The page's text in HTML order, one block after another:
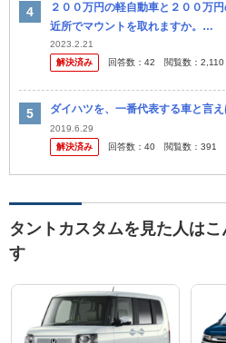
２００万円の軽自動車と２００万
近所でマウントを取れますか。
・・・・・・・・・・・・・・・
ダンと軽自動車が同じ値段だそうで
2023.2.21
解決済み
回答数： 42 閲覧数： 2,110
ダイハツを、一番代表する車と言
2019.6.29
解決済み
回答数： 40 閲覧数： 391
タントカスタムを見た人は
す